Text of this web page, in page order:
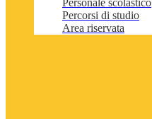
Personale scolastico
Percorsi di studio
Area riservata